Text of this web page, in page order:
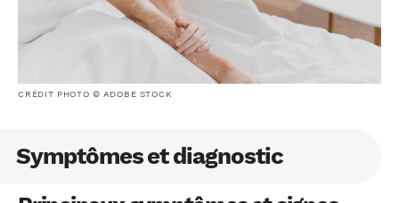
CRÉDIT PHOTO © ADOBE STOCK
Symptômes et diagnostic